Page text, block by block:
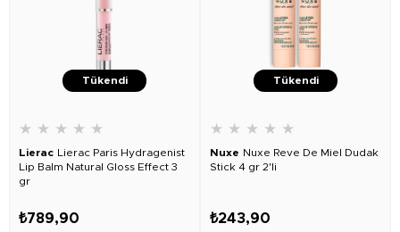
Tükendi
★ ★ ★ ★ ★
Lierac Lierac Paris Hydragenist
Lip Balm Natural Gloss Effect 3
gr
₺789,90
Tükendi
★ ★ ★ ★ ★
Nuxe Nuxe Reve De Miel Dudak
Stick 4 gr 2'li
₺243,90